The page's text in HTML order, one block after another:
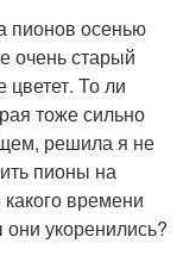
пионов осенью
очень старый
цветет. То ли
тоже сильно
решила я не
пионы на
времени
они укоренились?